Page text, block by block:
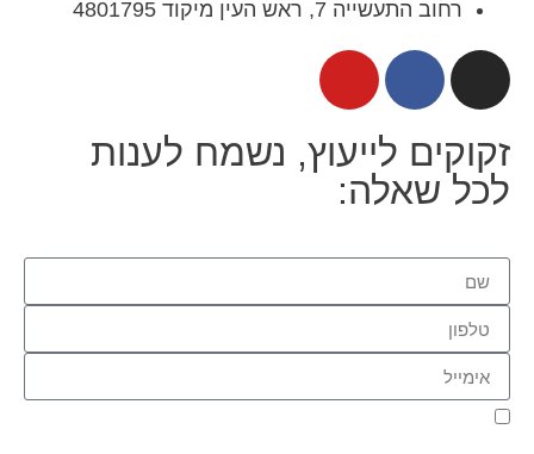
רחוב התעשייה 7, ראש העין מיקוד 4801795
זקוקים לייעוץ, נשמח לענות
לכל שאלה: